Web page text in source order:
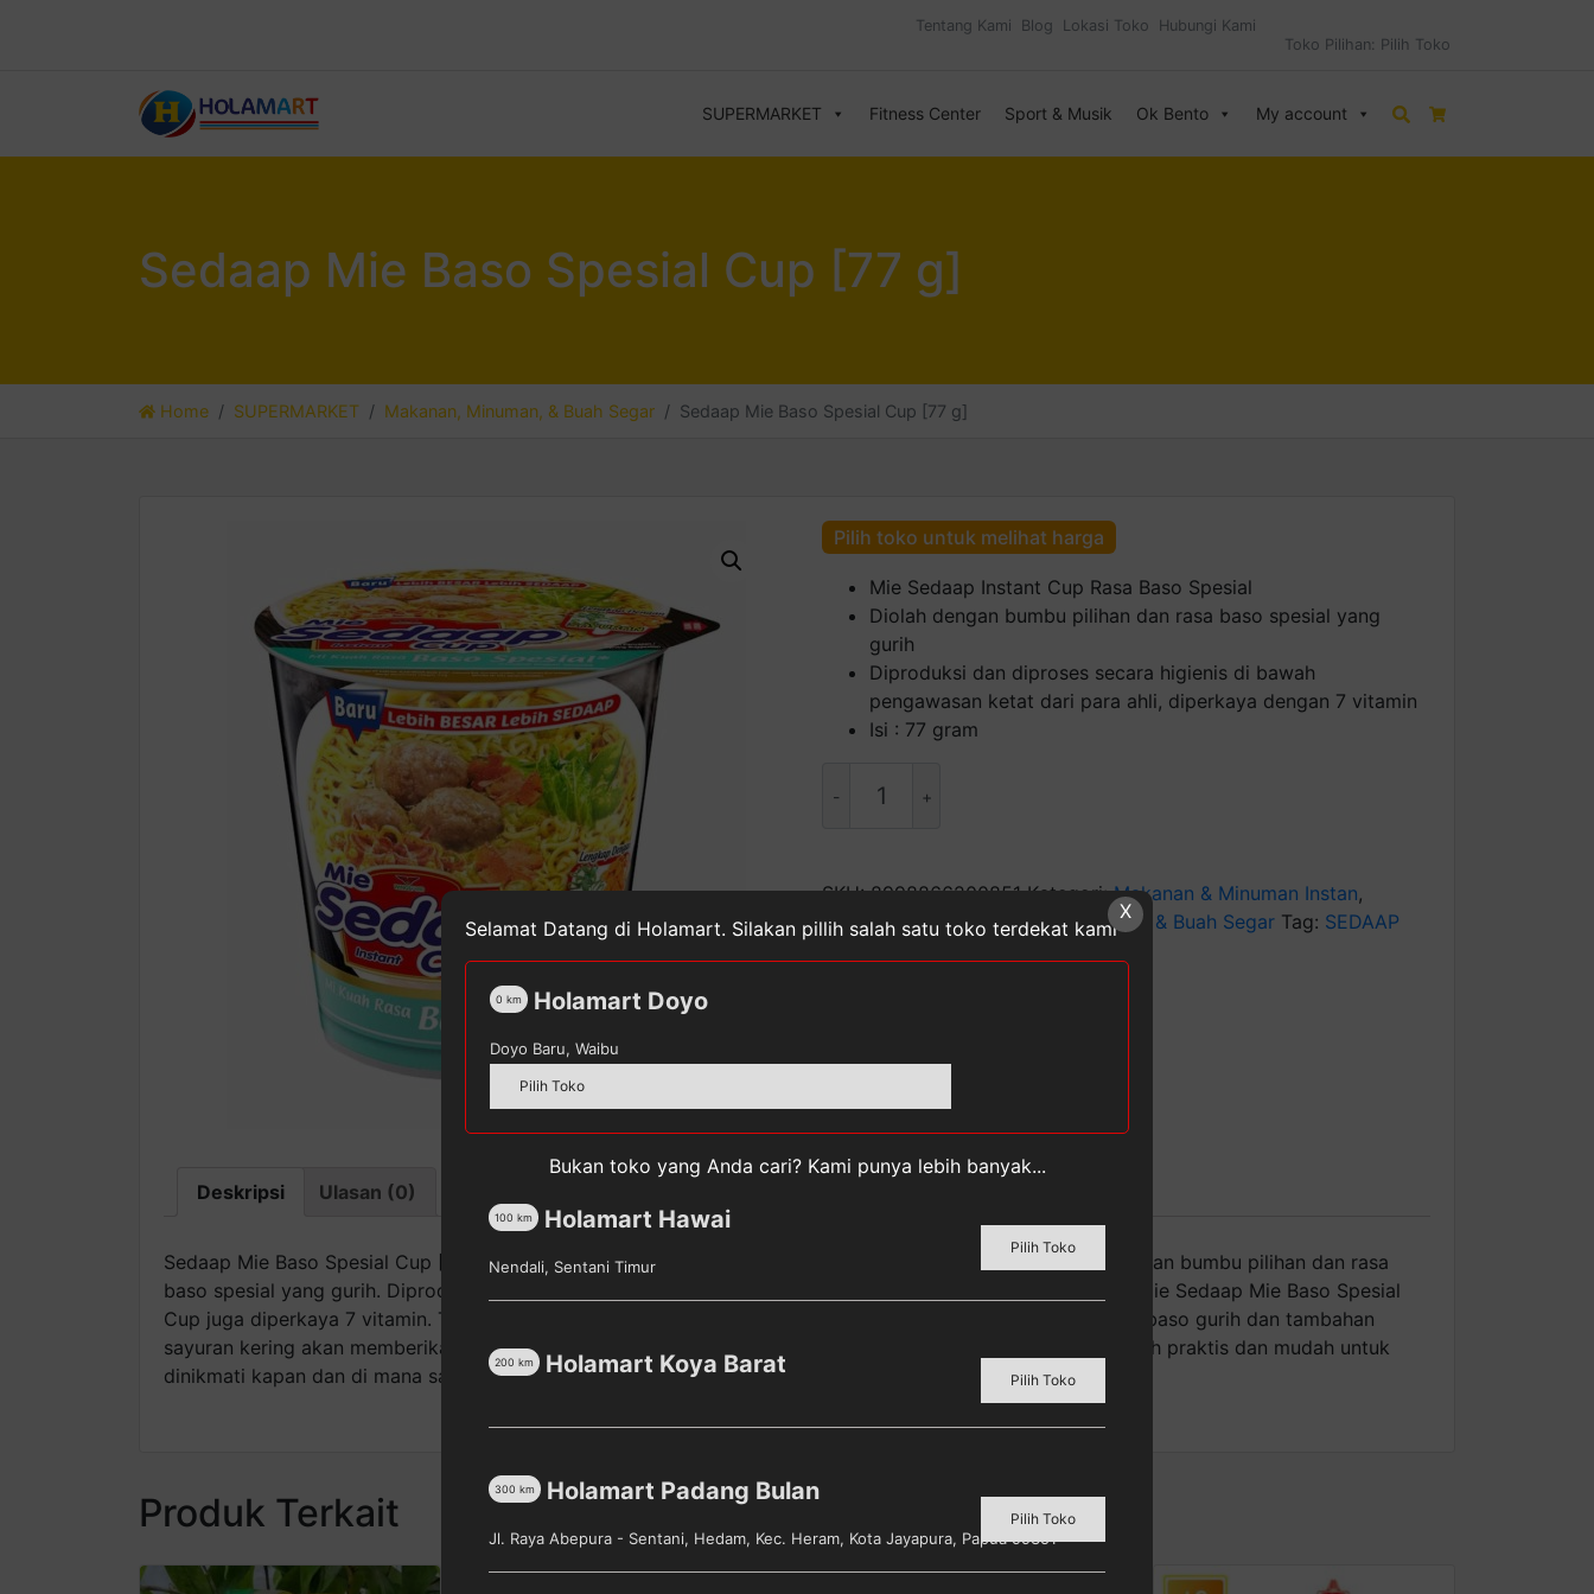
Tentang Kami Blog Lokasi Toko
Hubungi Kami
Toko Pilihan: Pilih Toko
SUPERMARKET Fitness Center Sport & Musik Ok Bento My account Search
Sedaap Mie Baso Spesial Cup [77 g]
Home SUPERMARKET Makanan, Minuman, & Buah Segar Sedaap Mie Baso Spesial Cup [77 g]
Pilih toko untuk melihat harga
Mie Sedaap Instant Cup Rasa Baso Spesial
Diolah dengan bumbu pilihan dan rasa baso spesial yang
gurih
Diproduksi dan diproses secara higienis di bawah
pengawasan ketat dari para ahli, diperkaya dengan 7 vitamin
Isi : 77 gram
Sedaap
Spesial
Cup
SKU:8998866200851 Kategori:Makanan & Minuman Instan,
Makanan Instan,Makanan, Minuman, & Buah Segar Tag: SEDAAP
Deskripsi Ulasan (0)
Sedaap Mie Baso Spesial Cup [77 g] merupakan salah satu varian mie kuah dari Mie Sedaap yang diolah dengan bumbu pilihan dan rasa
baso spesial yang gurih. Diproduksi dan diproses secara higienis di bawah pengawasan ketat dari para ahli. Mie Sedaap Mie Baso Spesial
Cup juga diperkaya 7 vitamin. Tekstur mienya yang lebih kenyal dan tidak cepat lunak, lengkap dengan kuah baso gurih dan tambahan
sayuran kering akan memberikan kenikmatan lebih di lidah Anda. Hadir dalam kemasan cup, membuatnya lebih praktis dan mudah untuk
dinikmati kapan dan di mana saja. Set terdiri dari 6 pcs Mie Sedaap Instant Cup Rasa Baso Spesial.
Produk Terkait
X
Selamat Datang di Holamart. Silakan pillih salah satu toko terdekat kami
Holamart Doyo
0 km
Doyo Baru, Waibu
Pilih Toko
Bukan toko yang Anda cari? Kami punya lebih banyak...
Holamart Hawai
100 km
Nendali, Sentani Timur
Pilih Toko
Holamart Koya Barat
200 km
Pilih Toko
Holamart Padang Bulan
300 km
Jl. Raya Abepura - Sentani, Hedam, Kec. Heram, Kota Jayapura, Papua 99351
Pilih Toko